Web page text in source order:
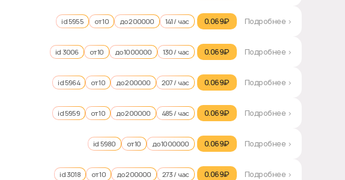
id 5955 от 10 до 200000 141 / час 0.069₽‎ Подробнее >
id 3006 от 10 до 1000000 130 / час 0.069₽‎ Подробнее >
id 5964 от 10 до 200000 207 / час 0.069₽‎ Подробнее >
id 5959 от 10 до 200000 485 / час 0.069₽‎ Подробнее >
id 5980 от 10 до 1000000 0.069₽‎ Подробнее >
id 3018 от 10 до 200000 273 / час 0.069₽‎ Подробнее >